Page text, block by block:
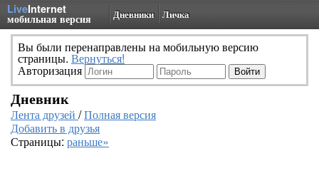
LiveInternet
мобильная версия Дневники Личка
Вы были перенаправлены на мобильную версию
страницы. Вернуться!
Авторизация
Дневник
Лента друзей /Полная версия
Добавить в друзья
Страницы: раньше»